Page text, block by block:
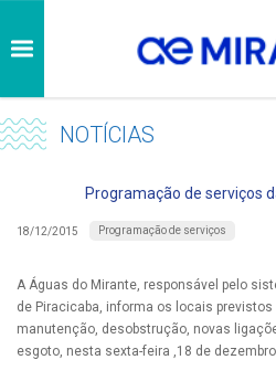
NOTÍCIAS
Programação de serviços
18/12/2015 Programação de serviços
A Águas do Mirante, responsável pelo
de Piracicaba, informa os locais
manutenção, desobstrução, novas
esgoto, nesta sexta-feira ,18 de